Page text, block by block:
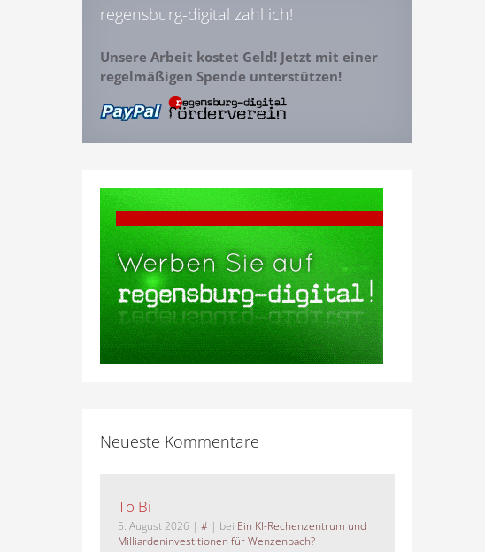
regensburg-digital zahl ich!
Unsere Arbeit kostet Geld! Jetzt mit einer
regelmäßigen Spende unterstützen!
Neueste Kommentare
To Bi
5. August 2026 | #| bei Ein KI-Rechenzentrum und
Milliardeninvestitionen für Wenzenbach?